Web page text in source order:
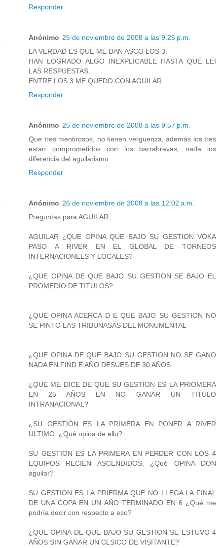
Responder
Anónimo 25 de noviembre de 2008 a las 9:25 p.m.
LA VERDAD ES QUE ME DAN ASCO LOS 3.
HAN LOGRADO ALGO INEXPLICABLE HASTA QUE LEI
LAS RESPUESTAS.
ENTRE LOS 3 ME QUEDO CON AGUILAR
Responder
Anónimo 25 de noviembre de 2008 a las 9:57 p.m.
Que tres mentirosos, no tienen verguenza, además los tres
estan comprometidos con los barrabravas, nada los
diferencia del aguilarismo
Responder
Anónimo 26 de noviembre de 2008 a las 12:02 a.m.
Preguntas para AGUILAR..
AGUILAR ¿QUE OPINA QUE BAJO SU GESTION VOKA
PASO A RIVER EN EL GLOBAL DE TORNEOS
INTERNACIONELS Y LOCALES?
¿QUE OPINA DE QUE BAJO SU GESTION SE BAJO EL
PROMEDIO DE TITULOS?
¿QUE OPINA ACERCA D E QUE BAJO SU GESTION NO
SE PINTO LAS TRIBUNASAS DEL MONUMENTAL
¿QUE OPINA DE QUE BAJO SU GESTION NO SE GANO
NADA EN FIND E AÑO DESUES DE 30 AÑOS
¿QUE ME DICE DE QUE SU GESTION ES LA PRIOMERA
EN 25 AÑOS EN NO GANAR UN TITULO
INTRANACIONAL?
¿SU GESTIÓN ES LA PRIMERA EN PONER A RIVER
ULTIMO. ¿Qué opina de ello?
SU GESTION ES LA PRIMERA EN PERDER CON LOS 4
EQUIPOS RECIEN ASCENDIDOS, ¿Qué OPINA DON
aguilar?
SU GESTION ES LA PRIERMA QUE NO LLEGA LA FINAL
DE UNA COPA EN UN AÑO TERMINADO EN 6 ¿Qué me
podría decir con respecto a eso?
¿QUE OPINA DE QUE BAJO SU GESTION SE ESTUVO 4
AÑOS SIN GANAR UN CLSICO DE VISITANTE?